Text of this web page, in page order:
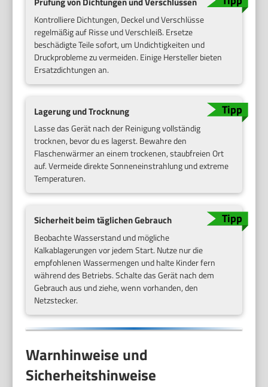
Kontrolliere Dichtungen, Deckel und Verschlüsse
regelmäßig auf Risse und Verschleiß. Ersetze
beschädigte Teile sofort, um Undichtigkeiten und
Druckprobleme zu vermeiden. Einige Hersteller bieten
Ersatzdichtungen an.
Lagerung und Trocknung
Lasse das Gerät nach der Reinigung vollständig
trocknen, bevor du es lagerst. Bewahre den
Flaschenwärmer an einem trockenen, staubfreien Ort
auf. Vermeide direkte Sonneneinstrahlung und extreme
Temperaturen.
Sicherheit beim täglichen Gebrauch
Beobachte Wasserstand und mögliche
Kalkablagerungen vor jedem Start. Nutze nur die
empfohlenen Wassermengen und halte Kinder fern
während des Betriebs. Schalte das Gerät nach dem
Gebrauch aus und ziehe, wenn vorhanden, den
Netzstecker.
Warnhinweise und
Sicherheitshinweise